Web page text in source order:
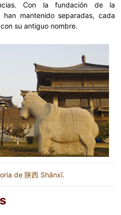
Con la fundación de la
han mantenido separadas, cada
su antiguo nombre.
de 陕西 Shǎnxī.